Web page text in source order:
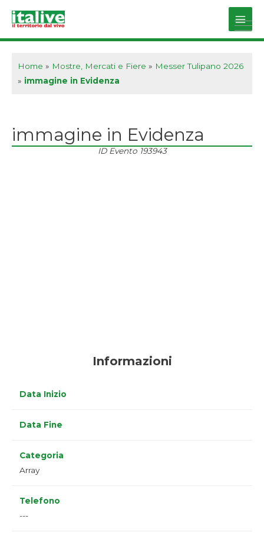
Main
Home » Mostre, Mercati e Fiere » Messer Tulipano 2026
» immagine in Evidenza
immagine in Evidenza
ID Evento 193943
Informazioni
Data Inizio
Data Fine
Categoria
Array
Telefono
---